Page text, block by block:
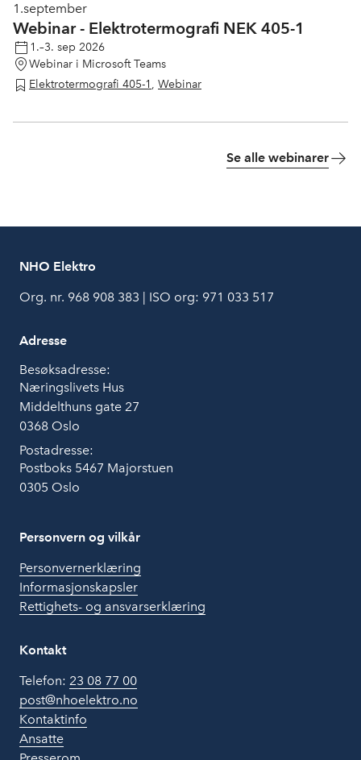
1.september
Webinar - Elektrotermografi NEK 405-1
1.–3. sep 2026
Webinar i Microsoft Teams
Elektrotermografi 405-1 , Webinar
Se alle webinarer
NHO Elektro
Org. nr. 968 908 383 | ISO org: 971 033 517
Adresse
Besøksadresse:
Næringslivets Hus
Middelthuns gate 27
0368 Oslo
Postadresse:
Postboks 5467 Majorstuen
0305 Oslo
Personvern og vilkår
Personvernerklæring
Informasjonskapsler
Rettighets- og ansvarserklæring
Kontakt
Telefon: 23 08 77 00
post@nhoelektro.no
Kontaktinfo
Ansatte